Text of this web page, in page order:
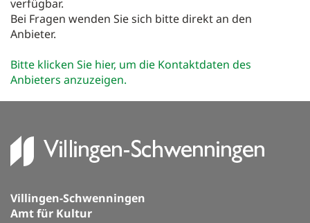
Abonnements
Gutscheine
Merkzettel
0
Service & Info
Führungen
verfügbar.
Bei Fragen wenden Sie sich bitte direkt an den
Anbieter.
Bitte klicken Sie hier, um die Kontaktdaten des
Anbieters anzuzeigen.
Villingen-Schwenningen
Amt für Kultur